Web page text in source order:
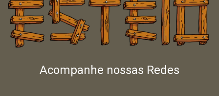
Acompanhe nossas Redes